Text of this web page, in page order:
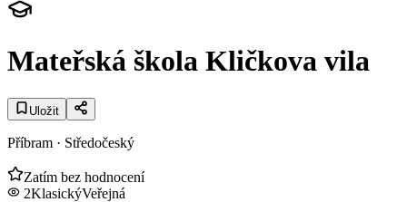
Mateřská škola Kličkova vila
Uložit
Příbram · Středočeský
Zatím bez hodnocení
2KlasickýVeřejná